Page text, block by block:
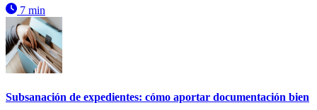
7 min
Subsanación de expedientes: cómo aportar documentación bien